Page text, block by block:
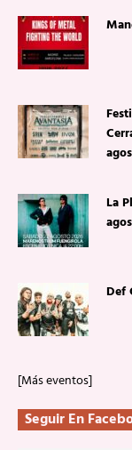
La
Def
[Más eventos]
Seguir En